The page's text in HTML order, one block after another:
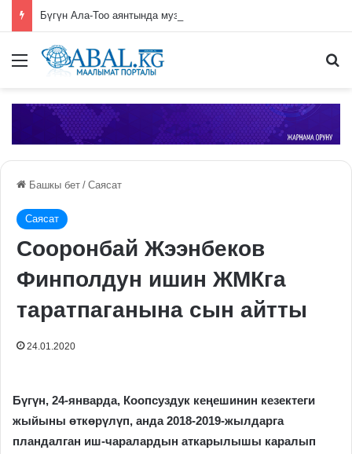
Бүгүн Ала-Тоо аянтында музыкалык кече өтөт
Меню
Башкы бет / Саясат
Саясат
Сооронбай Жээнбеков
Финполдун ишин ЖМКга
таратпаганына сын айтты
24.01.2020
Бүгүн, 24-январда, Коопсуздук кеңешинин кезектеги
жыйыны өткөрүлүп, анда 2018-2019-жылдарга
пландалган иш-чаралардын аткарылышы каралып